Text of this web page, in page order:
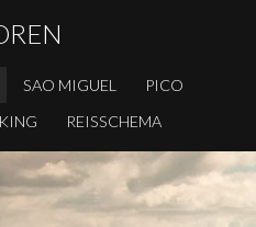
SAO MIGUEL
PICO
REISSCHEMA